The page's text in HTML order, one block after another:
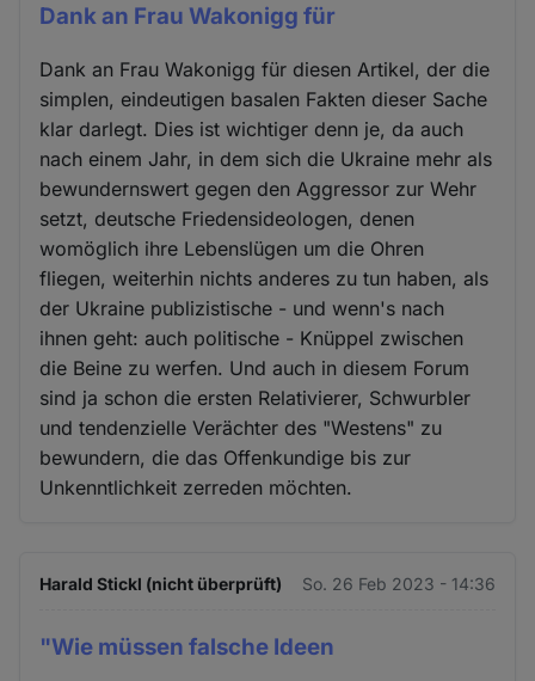
Dank an Frau Wakonigg für
Dank an Frau Wakonigg für diesen Artikel, der die
simplen, eindeutigen basalen Fakten dieser Sache
klar darlegt. Dies ist wichtiger denn je, da auch
nach einem Jahr, in dem sich die Ukraine mehr als
bewundernswert gegen den Aggressor zur Wehr
setzt, deutsche Friedensideologen, denen
womöglich ihre Lebenslügen um die Ohren
fliegen, weiterhin nichts anderes zu tun haben, als
der Ukraine publizistische - und wenn's nach
ihnen geht: auch politische - Knüppel zwischen
die Beine zu werfen. Und auch in diesem Forum
sind ja schon die ersten Relativierer, Schwurbler
und tendenzielle Verächter des "Westens" zu
bewundern, die das Offenkundige bis zur
Unkenntlichkeit zerreden möchten.
Harald Stickl (nicht überprüft) So. 26 Feb 2023 - 14:36
"Wie müssen falsche Ideen